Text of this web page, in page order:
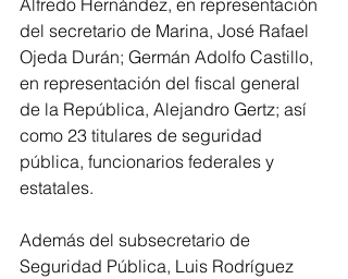
Alfredo Hernández, en representación
del secretario de Marina, José Rafael
Ojeda Durán; Germán Adolfo Castillo,
en representación del fiscal general
de la República, Alejandro Gertz; así
como 23 titulares de seguridad
pública, funcionarios federales y
estatales.
Además del subsecretario de
Seguridad Pública, Luis Rodríguez